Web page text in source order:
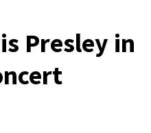
Presley in